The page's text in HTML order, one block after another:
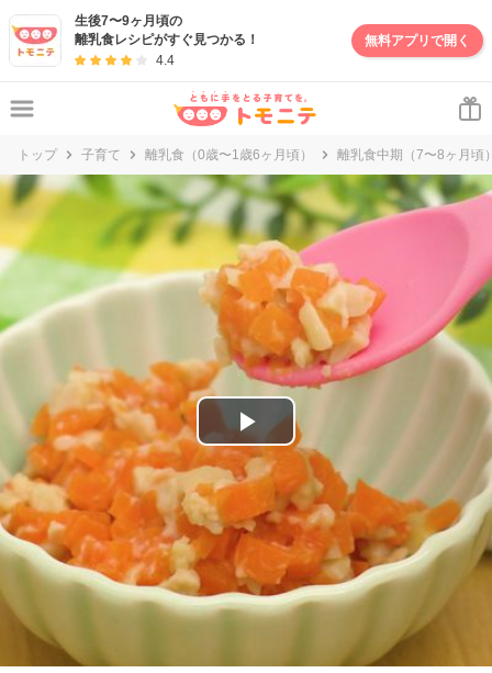
生後7〜9ヶ月頃の
離乳食レシピがすぐ見つかる！
4.4
無料アプリで開く
トップ 子育て 離乳食（0歳〜1歳6ヶ月頃） 離乳食中期（7〜8ヶ月頃
P
l
a
y
妊娠・出産・子育て情報サイト | トモニテ